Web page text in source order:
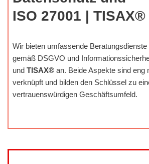
ISO 27001 | TISAX®
Wir bieten umfassende Beratungsdienste
gemäß DSGVO und
und TISAX® an. Beide Aspekte sind eng
verknüpft und bilden den Schlüssel zu
vertrauenswürdigen Geschäftsumfeld.